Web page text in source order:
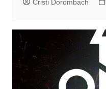
Cristi Dorombach